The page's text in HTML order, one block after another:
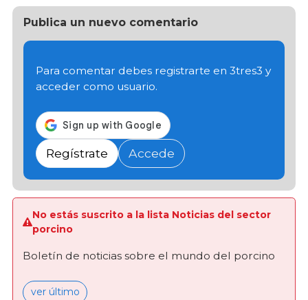
Publica un nuevo comentario
Para comentar debes registrarte en 3tres3 y
acceder como usuario.
Regístrate Accede
No estás suscrito a la lista Noticias del sector
porcino
Boletín de noticias sobre el mundo del porcino
ver último